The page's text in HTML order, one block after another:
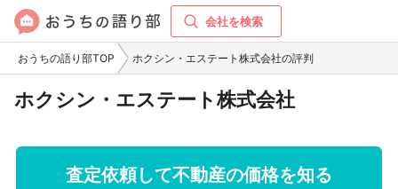
会社を検索
おうちの語り部TOP ホクシン・エステート株式会社の評判
ホクシン・エステート株式会社
査定依頼して不動産の価格を知る